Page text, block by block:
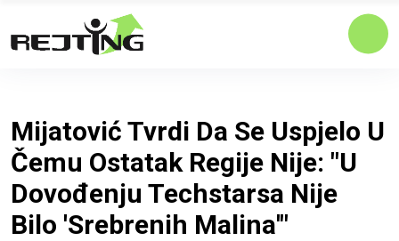
Mijatović Tvrdi Da Se Uspjelo U
Čemu Ostatak Regije Nije: "U
Dovođenju Techstarsa Nije
Bilo 'Srebrenih Malina'"